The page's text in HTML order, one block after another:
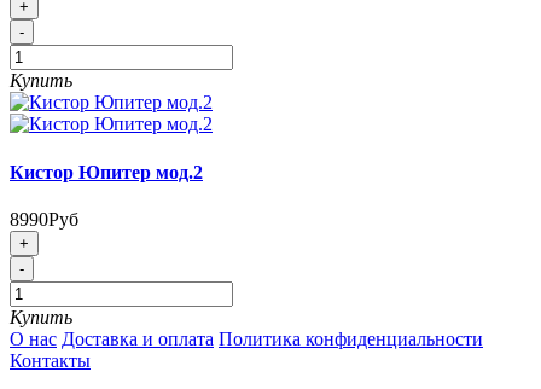
+
-
Купить
Кистор Юпитер мод.2
8990Руб
+
-
Купить
О нас Доставка и оплата Политика конфиденциальности
Контакты